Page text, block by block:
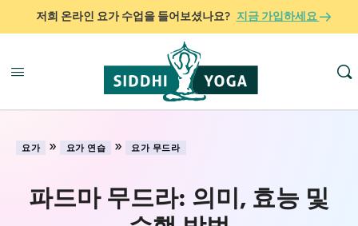
저희 온라인 요가 수업을 들어보셨나요? 지금 가입하세요
요가 » 요가 연습 » 요가 무드라
파드마 무드라: 의미, 효능 및